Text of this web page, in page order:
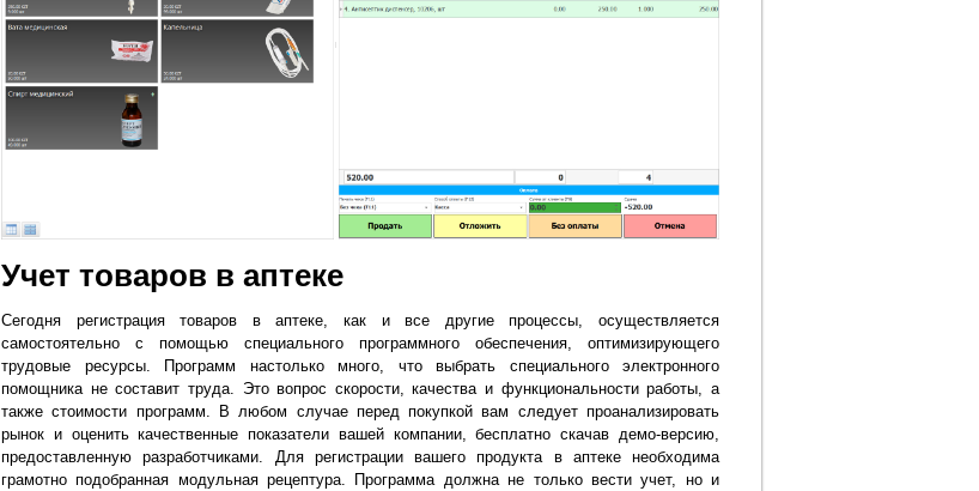
Учет товаров в аптеке
Сегодня регистрация товаров в аптеке, как и все другие процессы, осуществляется
самостоятельно с помощью специального программного обеспечения, оптимизирующего
трудовые ресурсы. Программ настолько много, что выбрать специального электронного
помощника не составит труда. Это вопрос скорости, качества и функциональности работы, а
также стоимости программ. В любом случае перед покупкой вам следует проанализировать
рынок и оценить качественные показатели вашей компании, бесплатно скачав демо-версию,
предоставленную разработчиками. Для регистрации вашего продукта в аптеке необходима
грамотно подобранная модульная рецептура. Программа должна не только вести учет, но и